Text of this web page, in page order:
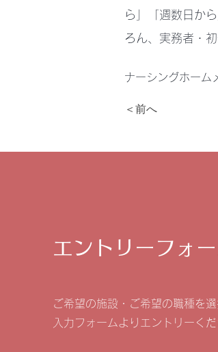
ら」「週数日か
ろん、実務者・
ナーシングホーム
＜前へ
エントリーフォ
ご希望の施設・ご希望の職種を選
入力フォームよりエントリーくだ